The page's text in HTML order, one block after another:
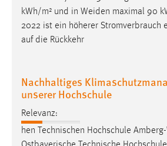
kWh/m² und in Weiden maximal 90
2022 ist ein höherer Stromverbrauch
auf die Rückkehr
Nachhaltiges
unserer Hochschule
Relevanz:
hen Technischen Hochschule
Ostbayerische Technische
Anbieter:
Google Ireland Limited
Cookie Laufzeit:
3 Monate
Facebook Pixel